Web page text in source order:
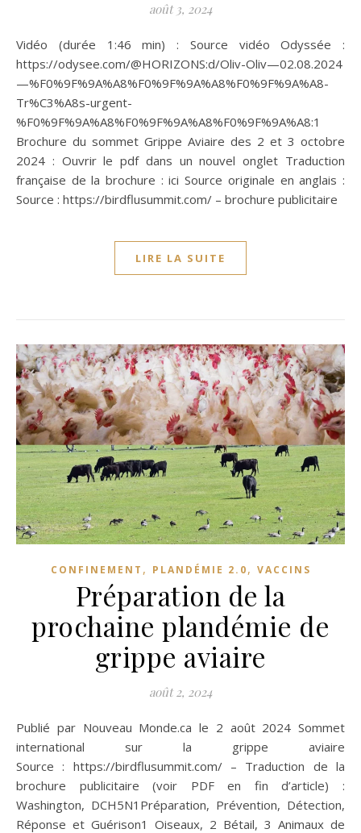
août 3, 2024
Vidéo (durée 1:46 min) : Source vidéo Odyssée :
https://odysee.com/@HORIZONS:d/Oliv-Oliv—02.08.2024
—%F0%9F%9A%A8%F0%9F%9A%A8%F0%9F%9A%A8-
Tr%C3%A8s-urgent-
%F0%9F%9A%A8%F0%9F%9A%A8%F0%9F%9A%A8:1
Brochure du sommet Grippe Aviaire des 2 et 3 octobre
2024 : Ouvrir le pdf dans un nouvel onglet Traduction
française de la brochure : ici Source originale en anglais :
Source : https://birdflusummit.com/ – brochure publicitaire
LIRE LA SUITE
CONFINEMENT , PLANDÉMIE 2.0, VACCINS
Préparation de la
prochaine plandémie de
grippe aviaire
août 2, 2024
Publié par Nouveau Monde.ca le 2 août 2024 Sommet
international sur la grippe aviaire
Source : https://birdflusummit.com/ – Traduction de la
brochure publicitaire (voir PDF en fin d’article) :
Washington, DCH5N1Préparation, Prévention, Détection,
Réponse et Guérison1 Oiseaux, 2 Bétail, 3 Animaux de